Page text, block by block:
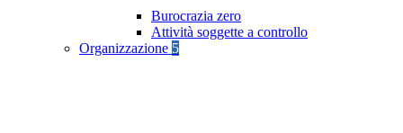
Burocrazia zero
Attività soggette a controllo
Organizzazione 5